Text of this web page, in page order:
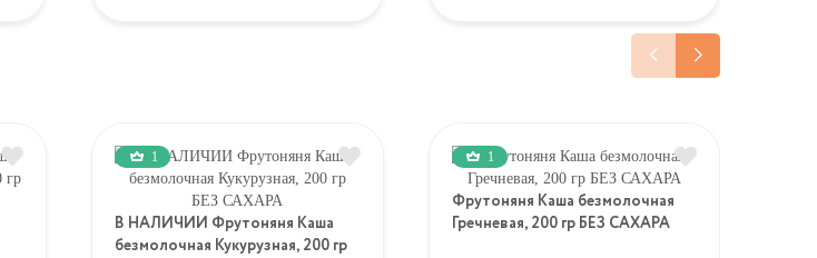
1
В НАЛИЧИИ Фрутоняня Каша
безмолочная Кукурузная, 200 гр
1
Фрутоняня Каша безмолочная
Гречневая, 200 гр БЕЗ САХАРА